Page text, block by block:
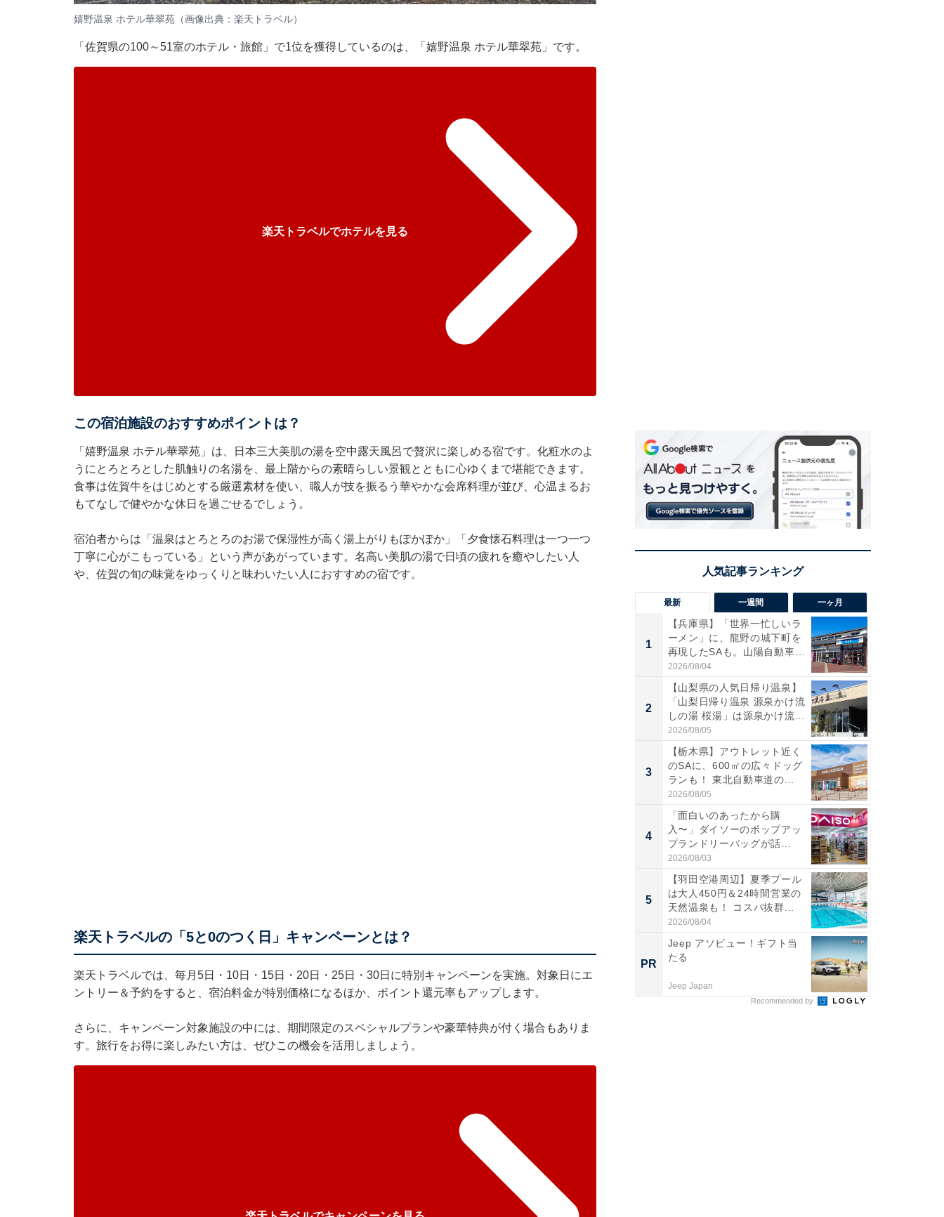
嬉野温泉 ホテル華翠苑（画像出典：楽天トラベル）
「佐賀県の100～51室のホテル・旅館」で1位を獲得しているのは、「嬉野温泉 ホテル華翠苑」です。
楽天トラベルでホテルを見る
この宿泊施設のおすすめポイントは？
「嬉野温泉 ホテル華翠苑」は、日本三大美肌の湯を空中露天風呂で贅沢に楽しめる宿です。化粧水のよ
うにとろとろとした肌触りの名湯を、最上階からの素晴らしい景観とともに心ゆくまで堪能できます。
食事は佐賀牛をはじめとする厳選素材を使い、職人が技を振るう華やかな会席料理が並び、心温まるお
もてなしで健やかな休日を過ごせるでしょう。
宿泊者からは「温泉はとろとろのお湯で保湿性が高く湯上がりもぽかぽか」「夕食懐石料理は一つ一つ
丁寧に心がこもっている」という声があがっています。名高い美肌の湯で日頃の疲れを癒やしたい人
や、佐賀の旬の味覚をゆっくりと味わいたい人におすすめの宿です。
楽天トラベルの「5と0のつく日」キャンペーンとは？
楽天トラベルでは、毎月5日・10日・15日・20日・25日・30日に特別キャンペーンを実施。対象日にエ
ントリー＆予約をすると、宿泊料金が特別価格になるほか、ポイント還元率もアップします。
さらに、キャンペーン対象施設の中には、期間限定のスペシャルプランや豪華特典が付く場合もありま
す。旅行をお得に楽しみたい方は、ぜひこの機会を活用しましょう。
最新 一週間 一ヶ月
1
【兵庫県】「世界一忙しいラ
ーメン」に、龍野の城下町を
再現したSAも。山陽自動車
道...
2026/08/04
2
【山梨県の人気日帰り温泉】
「山梨日帰り温泉 源泉かけ流
しの湯 桜湯」は源泉かけ流...
2026/08/05
3
【栃木県】アウトレット近く
のSAに、600㎡の広々ドッグ
ランも！ 東北自動車道の...
2026/08/05
4
「面白いのあったから購
入〜」ダイソーのポップアッ
プランドリーバッグが話
題。“さま...
2026/08/03
5
【羽田空港周辺】夏季プール
は大人450円＆24時間営業の
天然温泉も！ コスパ抜群...
2026/08/04
PR
Jeep アソビュー！ギフト当
たる
Jeep Japan
Recommended by